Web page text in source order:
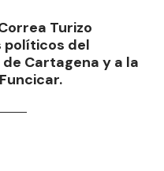
Turizo
políticos del
Cartagena y a la